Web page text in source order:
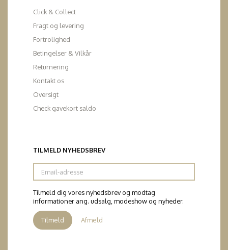
Click & Collect
Fragt og levering
Fortrolighed
Betingelser & Vilkår
Returnering
Kontakt os
Oversigt
Check gavekort saldo
TILMELD NYHEDSBREV
Email-
adresse
Tilmeld dig vores nyhedsbrev og modtag
informationer ang. udsalg, modeshow og nyheder.
Tilmeld Afmeld